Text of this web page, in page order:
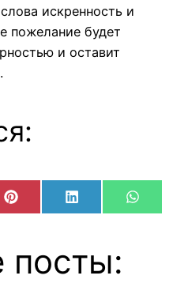
искренность и
пожелание будет
и оставит
Share
on
Pinterest Share
on
LinkedIn Share
on
посты: